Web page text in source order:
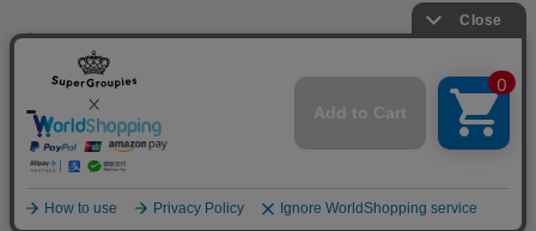
プライバシーポリシー
特定取引に関する法律
会社情報/採用情報